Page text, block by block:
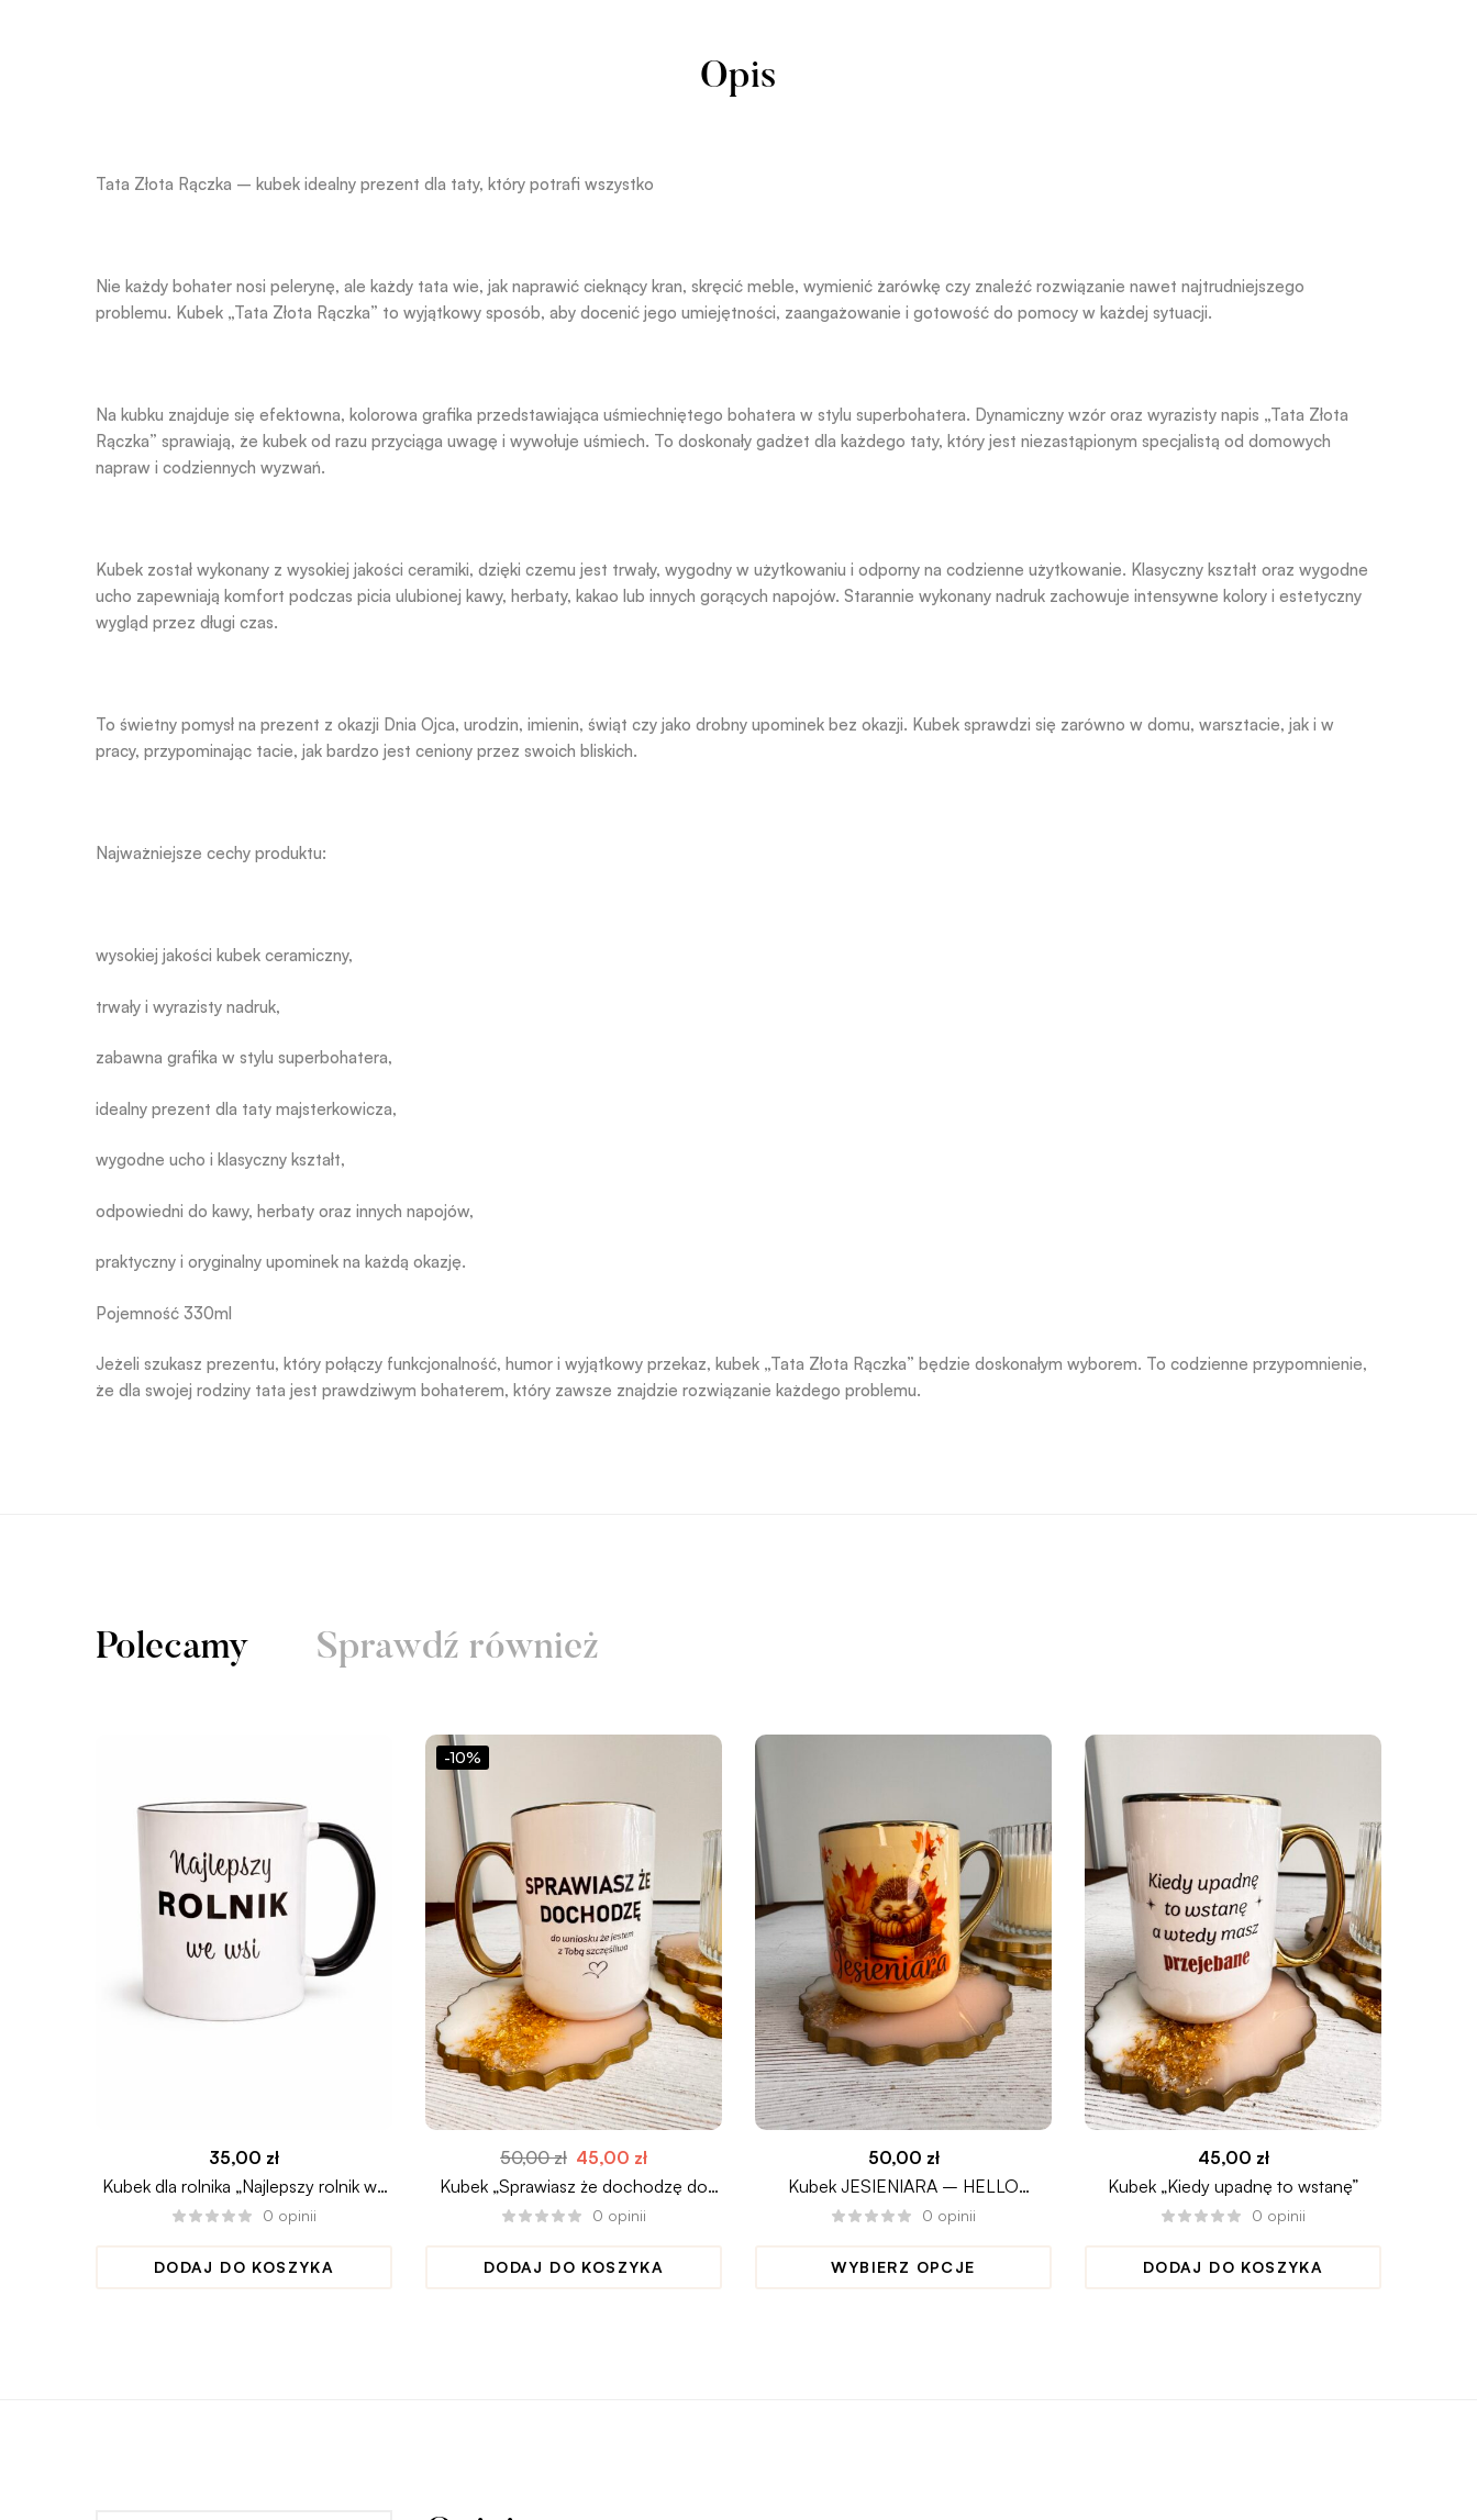
Opis
Tata Złota Rączka – kubek idealny prezent dla taty, który potrafi wszystko
Nie każdy bohater nosi pelerynę, ale każdy tata wie, jak naprawić cieknący kran, skręcić meble, wymienić żarówkę czy znaleźć rozwiązanie nawet najtrudniejszego
problemu. Kubek „Tata Złota Rączka” to wyjątkowy sposób, aby docenić jego umiejętności, zaangażowanie i gotowość do pomocy w każdej sytuacji.
Na kubku znajduje się efektowna, kolorowa grafika przedstawiająca uśmiechniętego bohatera w stylu superbohatera. Dynamiczny wzór oraz wyrazisty napis „Tata Złota
Rączka” sprawiają, że kubek od razu przyciąga uwagę i wywołuje uśmiech. To doskonały gadżet dla każdego taty, który jest niezastąpionym specjalistą od domowych
napraw i codziennych wyzwań.
Kubek został wykonany z wysokiej jakości ceramiki, dzięki czemu jest trwały, wygodny w użytkowaniu i odporny na codzienne użytkowanie. Klasyczny kształt oraz wygodne
ucho zapewniają komfort podczas picia ulubionej kawy, herbaty, kakao lub innych gorących napojów. Starannie wykonany nadruk zachowuje intensywne kolory i estetyczny
wygląd przez długi czas.
To świetny pomysł na prezent z okazji Dnia Ojca, urodzin, imienin, świąt czy jako drobny upominek bez okazji. Kubek sprawdzi się zarówno w domu, warsztacie, jak i w
pracy, przypominając tacie, jak bardzo jest ceniony przez swoich bliskich.
Najważniejsze cechy produktu:
wysokiej jakości kubek ceramiczny,
trwały i wyrazisty nadruk,
zabawna grafika w stylu superbohatera,
idealny prezent dla taty majsterkowicza,
wygodne ucho i klasyczny kształt,
odpowiedni do kawy, herbaty oraz innych napojów,
praktyczny i oryginalny upominek na każdą okazję.
Pojemność 330ml
Jeżeli szukasz prezentu, który połączy funkcjonalność, humor i wyjątkowy przekaz, kubek „Tata Złota Rączka” będzie doskonałym wyborem. To codzienne przypomnienie,
że dla swojej rodziny tata jest prawdziwym bohaterem, który zawsze znajdzie rozwiązanie każdego problemu.
Polecamy Sprawdź również
35,00 zł
Kubek dla rolnika „Najlepszy rolnik we
wsi”
0 opinii
DODAJ DO KOSZYKA
-10%
50,00zł 45,00 zł
Kubek „Sprawiasz że dochodzę do
wniosku..”
0 opinii
DODAJ DO KOSZYKA
50,00 zł
Kubek JESIENIARA – HELLO
PUMPKIN
0 opinii
WYBIERZ OPCJE
45,00 zł
Kubek „Kiedy upadnę to wstanę”
0 opinii
DODAJ DO KOSZYKA